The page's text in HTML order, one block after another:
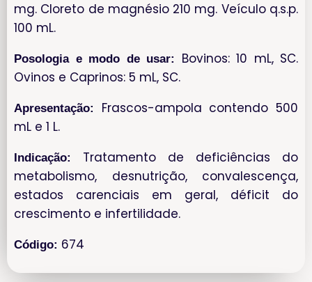
mg. Cloreto de magnésio 210 mg. Veículo q.s.p.
100 mL.
Posologia e modo de usar:
Bovinos: 10 mL, SC.
Ovinos e Caprinos: 5 mL, SC.
Apresentação:
Frascos-ampola contendo 500
mL e 1 L.
Indicação:
Tratamento de deficiências do
metabolismo, desnutrição, convalescença,
estados carenciais em geral, déficit do
crescimento e infertilidade.
Código: 674